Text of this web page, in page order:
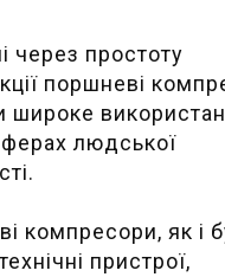
через простоту
поршневі
широке
людської
компресори, як і
пристрої,